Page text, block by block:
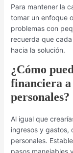
Para mantener la
tomar un enfoque
problemas con
recuerda que
hacia la solución.
¿Cómo
financiera
personales?
Al igual que
ingresos y gastos,
personales.
pasos manejables